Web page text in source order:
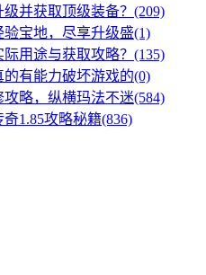
并获取顶级装备？(209)
宝地，尽享升级盛(1)
用途与获取攻略？(135)
有能力破坏游戏的(0)
略，纵横玛法不迷(584)
1.85攻略秘籍(836)